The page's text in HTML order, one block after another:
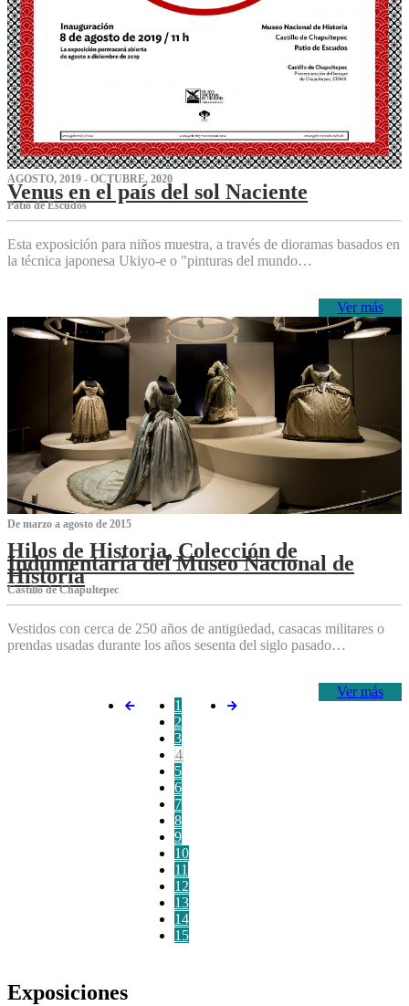
AGOSTO, 2019 - OCTUBRE, 2020
Venus en el país del sol Naciente
P‌atio de Escudos
Esta exposición para niños muestra, a través de dioramas basados en
la técnica japonesa Ukiyo-e o "pinturas del mundo…
Ver más
De marzo a agosto de 2015
Hilos de Historia, Colección de
Indumentaria del Museo Nacional de
Historia
Castillo de Chapultepec
Vestidos con cerca de 250 años de antigüedad, casacas militares o
prendas usadas durante los años sesenta del siglo pasado…
Ver más
1
2
3
4
5
6
7
8
9
10
11
12
13
14
15
Exposiciones